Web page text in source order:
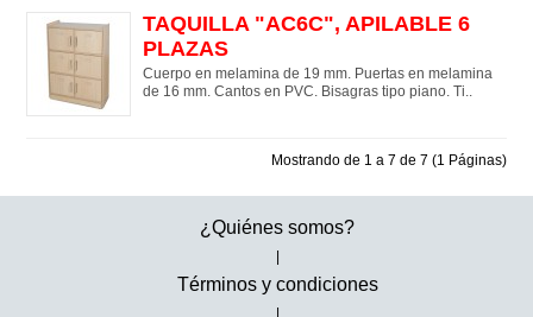
TAQUILLA "AC6C", APILABLE 6
PLAZAS
Cuerpo en melamina de 19 mm. Puertas en melamina
de 16 mm. Cantos en PVC. Bisagras tipo piano. Ti..
Mostrando de 1 a 7 de 7 (1 Páginas)
¿Quiénes somos?
Términos y condiciones